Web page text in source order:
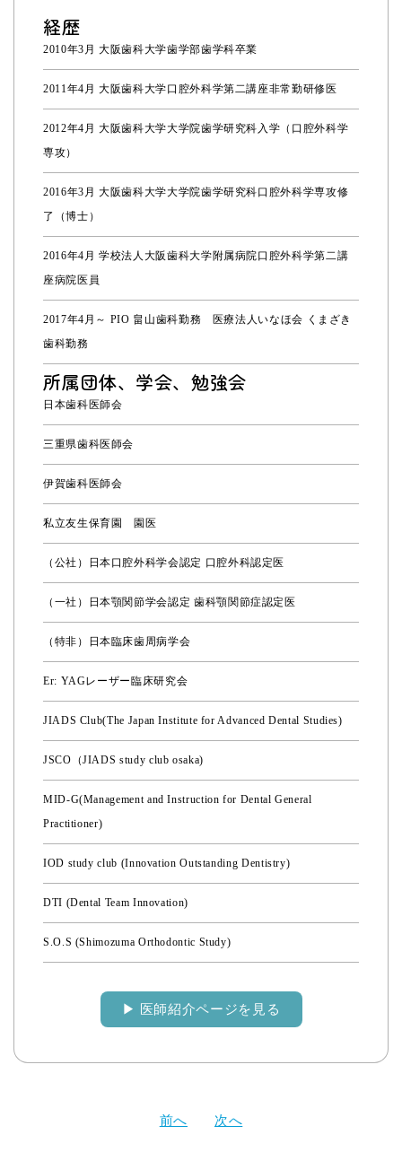
経歴
2010年3月 大阪歯科大学歯学部歯学科卒業
2011年4月 大阪歯科大学口腔外科学第二講座非常勤研修医
2012年4月 大阪歯科大学大学院歯学研究科入学（口腔外科学
専攻）
2016年3月 大阪歯科大学大学院歯学研究科口腔外科学専攻修
了（博士）
2016年4月 学校法人大阪歯科大学附属病院口腔外科学第二講
座病院医員
2017年4月～ PIO 畠山歯科勤務 医療法人いなほ会 くまざき
歯科勤務
所属団体、学会、勉強会
日本歯科医師会
三重県歯科医師会
伊賀歯科医師会
私立友生保育園 園医
（公社）日本口腔外科学会認定 口腔外科認定医
（一社）日本顎関節学会認定 歯科顎関節症認定医
（特非）日本臨床歯周病学会
Er: YAGレーザー臨床研究会
JIADS Club(The Japan Institute for Advanced Dental Studies)
JSCO（JIADS study club osaka)
MID-G(Management and Instruction for Dental General
Practitioner)
IOD study club (Innovation Outstanding Dentistry)
DTI (Dental Team Innovation)
S.O.S (Shimozuma Orthodontic Study)
▶︎ 医師紹介ページを見る
稿
前へ 次へ